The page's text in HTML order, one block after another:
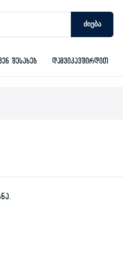
Ძიება
შესახებ დაგვიკავშირდით